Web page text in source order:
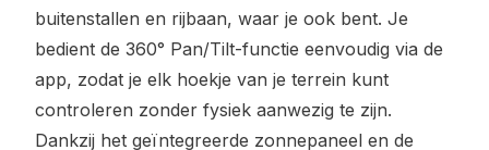
buitenstallen en rijbaan, waar je ook bent. Je
bedient de 360° Pan/Tilt-functie eenvoudig via de
app, zodat je elk hoekje van je terrein kunt
controleren zonder fysiek aanwezig te zijn.
Dankzij het geïntegreerde zonnepaneel en de